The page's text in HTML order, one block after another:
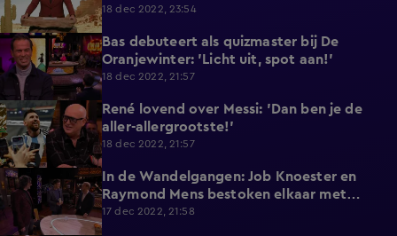
18 dec 2022, 23:54
3:24
Bas debuteert als quizmaster bij De
Oranjewinter: 'Licht uit, spot aan!'
18 dec 2022, 21:57
4:19
René lovend over Messi: 'Dan ben je de
aller-allergrootste!'
18 dec 2022, 21:57
5:53
In de Wandelgangen: Job Knoester en
Raymond Mens bestoken elkaar met
complimenten
17 dec 2022, 21:58